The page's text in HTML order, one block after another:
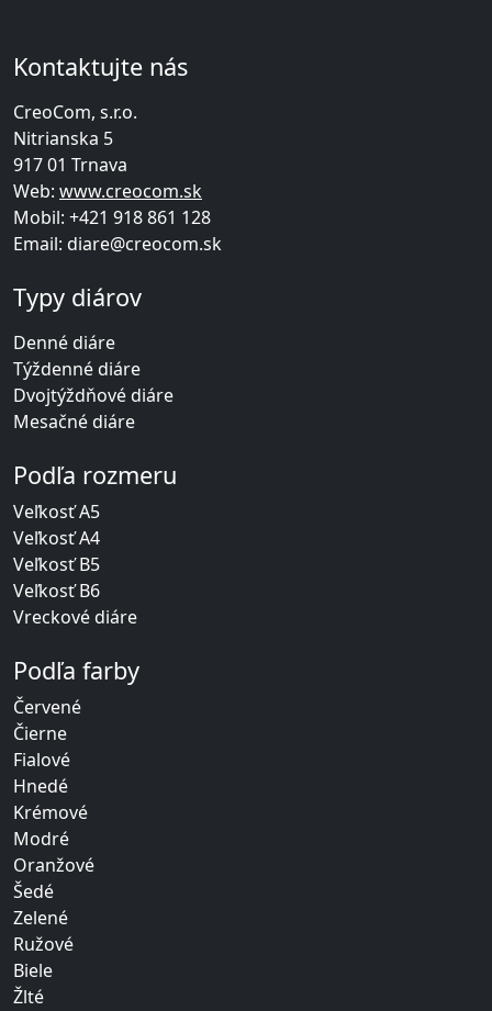
Kontaktujte nás
CreoCom, s.r.o.
Nitrianska 5
917 01 Trnava
Web: www.creocom.sk
Mobil: +421 918 861 128
Email: diare@creocom.sk
Typy diárov
Denné diáre
Týždenné diáre
Dvojtýždňové diáre
Mesačné diáre
Podľa rozmeru
Veľkosť A5
Veľkosť A4
Veľkosť B5
Veľkosť B6
Vreckové diáre
Podľa farby
Červené
Čierne
Fialové
Hnedé
Krémové
Modré
Oranžové
Šedé
Zelené
Ružové
Biele
Žlté